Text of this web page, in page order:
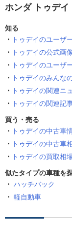
ホンダ トゥデイ
知る
トゥデイのユーザ
トゥデイの公式画
トゥデイのユーザ
トゥデイのみんな
トゥデイの関連ニ
トゥデイの関連記
買う・売る
トゥデイの中古車
トゥデイの中古車
トゥデイの買取相
似たタイプの車種を
ハッチバック
軽自動車